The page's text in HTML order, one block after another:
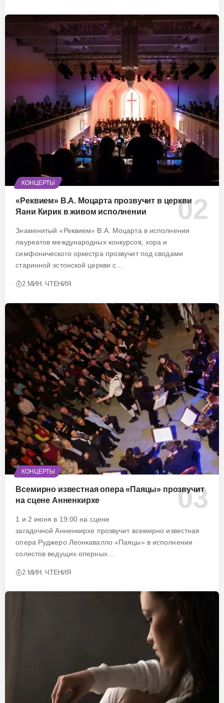
КОНЦЕРТЫ
«Реквием» В.А. Моцарта прозвучит в церкви
Яани Кирик в живом исполнении
Знаменитый «Реквием» В.А. Моцарта в исполнении
лауреатов международных конкурсов, хора и
симфонического оркестра прозвучит под сводами
старинной эстонской церкви с…
2 МИН. ЧТЕНИЯ
КОНЦЕРТЫ
Всемирно известная опера «Паяцы» прозвучит
на сцене Анненкирхе
1 и 2 июня в 19:00 на сцене
загадочной Анненкирхе прозвучит всемирно известная
опера Руджеро Леонкавалло «Паяцы» в исполнении
солистов ведущих оперных…
2 МИН. ЧТЕНИЯ